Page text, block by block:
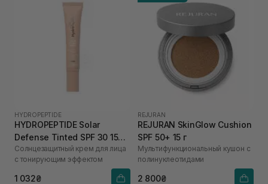
HYDROPEPTIDE
HYDROPEPTIDE Solar
Defense Tinted SPF 30 15
мл
Солнцезащитный крем для лица
с тонирующим эффектом
1 032₴
REJURAN
REJURAN SkinGlow Cushion
SPF 50+ 15 г
Мультифункциональный кушон с
полинуклеотидами
2 800₴